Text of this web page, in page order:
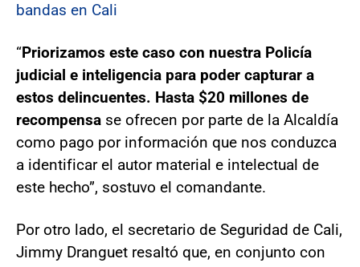
bandas en Cali
“Priorizamos este caso con nuestra Policía
judicial e inteligencia para poder capturar a
estos delincuentes. Hasta $20 millones de
recompensa se ofrecen por parte de la Alcaldía
como pago por información que nos conduzca
a identificar el autor material e intelectual de
este hecho”, sostuvo el comandante.
Por otro lado, el secretario de Seguridad de Cali,
Jimmy Dranguet resaltó que, en conjunto con